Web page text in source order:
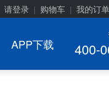
请登录 购物车 我的订单
400-
APP下载